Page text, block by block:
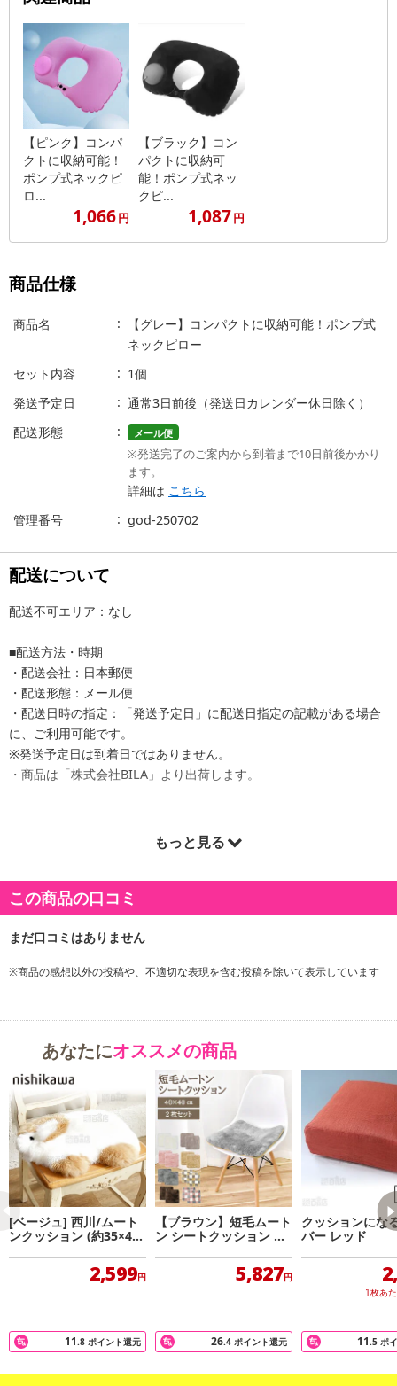
【ピンク】コンパ
クトに収納可能！
ポンプ式ネックピ
ロ...
1,066円
【ブラック】コン
パクトに収納可
能！ポンプ式ネッ
クピ...
1,087円
商品仕様
商品名
【グレー】コンパクトに収納可能！ポンプ式
ネックピロー
セット内容
1個
発送予定日
通常3日前後（発送日カレンダー休日除く）
配送形態
メール便
※発送完了のご案内から到着まで10日前後かかり
ます。
詳細は こちら
管理番号
god-250702
配送について
配送不可エリア：なし
■配送方法・時期
・配送会社：日本郵便
・配送形態：メール便
・配送日時の指定：「発送予定日」に配送日指定の記載がある場合
に、ご利用可能です。
※発送予定日は到着日ではありません。
・商品は「株式会社BILA」より出荷します。
移動時間が楽になる！押すだけで膨らむ、アウトドア、オフィス、
コンパクトに畳めて持ち運びも楽々！
もっと見る
この商品の口コミ
※商品の感想以外の投稿や、不適切な表現を含む投稿を除いて表示しています
あなたにオススメの商品
[ベージュ] 西川/ムート
ンクッション (約35×45c
2,599円
11.8 ポイント還元
【ブラウン】短毛ムート
ン シートクッション 同
5,827円
26.4 ポイント還元
クッションにな
バー レッド
1枚あ
11.5 ポ